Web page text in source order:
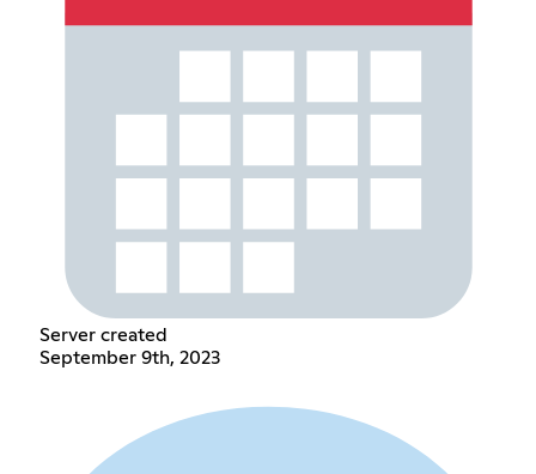
Server created
September 9th, 2023